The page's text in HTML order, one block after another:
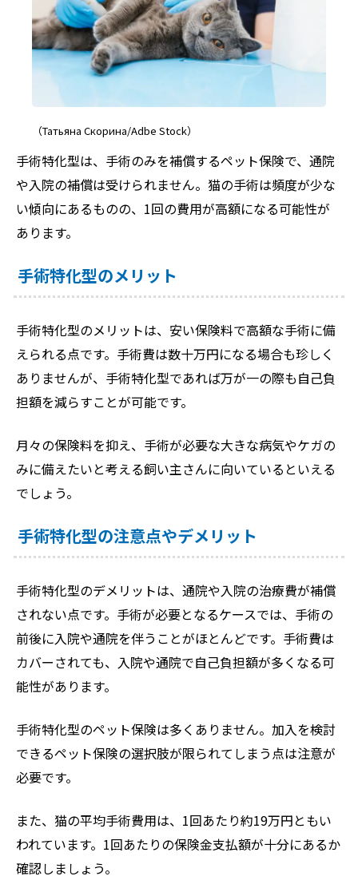
（Татьяна Скорина/Adbe Stock）
手術特化型は、手術のみを補償するペット保険で、通院
や入院の補償は受けられません。猫の手術は頻度が少な
い傾向にあるものの、1回の費用が高額になる可能性が
あります。
手術特化型のメリット
手術特化型のメリットは、安い保険料で高額な手術に備
えられる点です。手術費は数十万円になる場合も珍しく
ありませんが、手術特化型であれば万が一の際も自己負
担額を減らすことが可能です。
月々の保険料を抑え、手術が必要な大きな病気やケガの
みに備えたいと考える飼い主さんに向いているといえる
でしょう。
手術特化型の注意点やデメリット
手術特化型のデメリットは、通院や入院の治療費が補償
されない点です。手術が必要となるケースでは、手術の
前後に入院や通院を伴うことがほとんどです。手術費は
カバーされても、入院や通院で自己負担額が多くなる可
能性があります。
手術特化型のペット保険は多くありません。加入を検討
できるペット保険の選択肢が限られてしまう点は注意が
必要です。
また、猫の平均手術費用は、1回あたり約19万円ともい
われています。1回あたりの保険金支払額が十分にあるか
確認しましょう。